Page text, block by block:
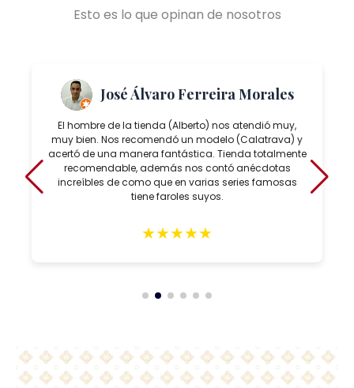
Esto es lo que opinan de nosotros
José Álvaro Ferreira Morales
El hombre de la tienda (Alberto) nos atendió muy,
muy bien. Nos recomendó un modelo (Calatrava) y
acertó de una manera fantástica. Tienda totalmente
recomendable, además nos contó anécdotas
increíbles de como que en varias series famosas
tiene faroles suyos.
★★★★★